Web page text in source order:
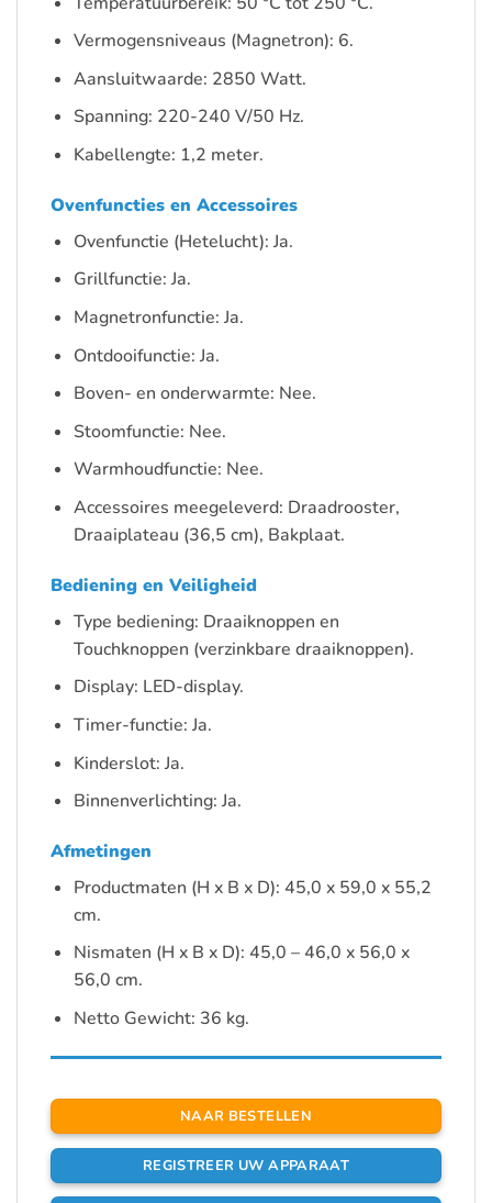
Vermogensniveaus (Magnetron): 6.
Aansluitwaarde: 2850 Watt.
Spanning: 220-240 V/50 Hz.
Kabellengte: 1,2 meter.
Ovenfuncties en Accessoires
Ovenfunctie (Hetelucht): Ja.
Grillfunctie: Ja.
Magnetronfunctie: Ja.
Ontdooifunctie: Ja.
Boven- en onderwarmte: Nee.
Stoomfunctie: Nee.
Warmhoudfunctie: Nee.
Accessoires meegeleverd: Draadrooster,
Draaiplateau (36,5 cm), Bakplaat.
Bediening en Veiligheid
Type bediening: Draaiknoppen en
Touchknoppen (verzinkbare draaiknoppen).
Display: LED-display.
Timer-functie: Ja.
Kinderslot: Ja.
Binnenverlichting: Ja.
Afmetingen
Productmaten (H x B x D): 45,0 x 59,0 x 55,2
cm.
Nismaten (H x B x D): 45,0 – 46,0 x 56,0 x
56,0 cm.
Netto Gewicht: 36 kg.
NAAR BESTELLEN
REGISTREER UW APPARAAT